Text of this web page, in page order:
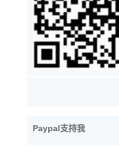
Paypal支持我